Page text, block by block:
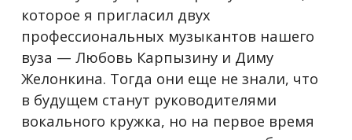
которое я пригласил двух
профессиональных музыкантов нашего
вуза — Любовь Карпызину и Диму
Желонкина. Тогда они еще не знали, что
в будущем станут руководителями
вокального кружка, но на первое время